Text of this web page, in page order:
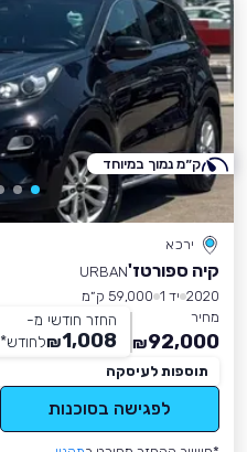
ירכא
קיה ספורטז'URBAN
2020 יד 1
59,000 ק״מ
מחיר
92,000
₪
החזר חודשי מ-
1,008
₪לחודש*
תוספות לעיסקה
לפגישה בסוכנות
ק״מ נמוך במיוחד